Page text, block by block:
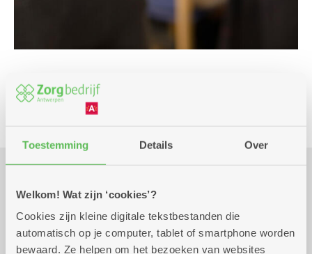
Toestemming Details Over
Welkom! Wat zijn ‘cookies’?
Cookies zijn kleine digitale tekstbestanden die
automatisch op je computer, tablet of smartphone worden
bewaard. Ze helpen om het bezoeken van websites
Culinair
Praktisch
donderdag 27 augustus
10.00 uur tot 15.00